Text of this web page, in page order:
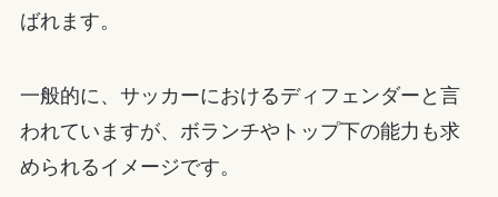
ばれます。
一般的に、サッカーにおけるディフェンダーと言
われていますが、ボランチやトップ下の能力も求
められるイメージです。